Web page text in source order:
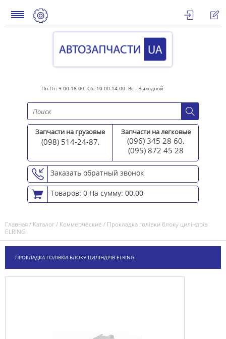
Пн-Пт: 9 00-18 00 Сб: 10 00-14 00 Вс - Выходной
Запчасти на грузовые
(098) 514-24-87,
Запчасти на легковые
(096) 345 28 60,
(095) 872 45 28
Заказать обратный звонок
Товаров: 0 На сумму: 00.00
Главная/ Каталог/ Коммерческие / Прокладка голівки блоку циліндрів
ELRING
ПРОКЛАДКА ГОЛІВКИ БЛОКУ ЦИЛІНДРІВ ELRING